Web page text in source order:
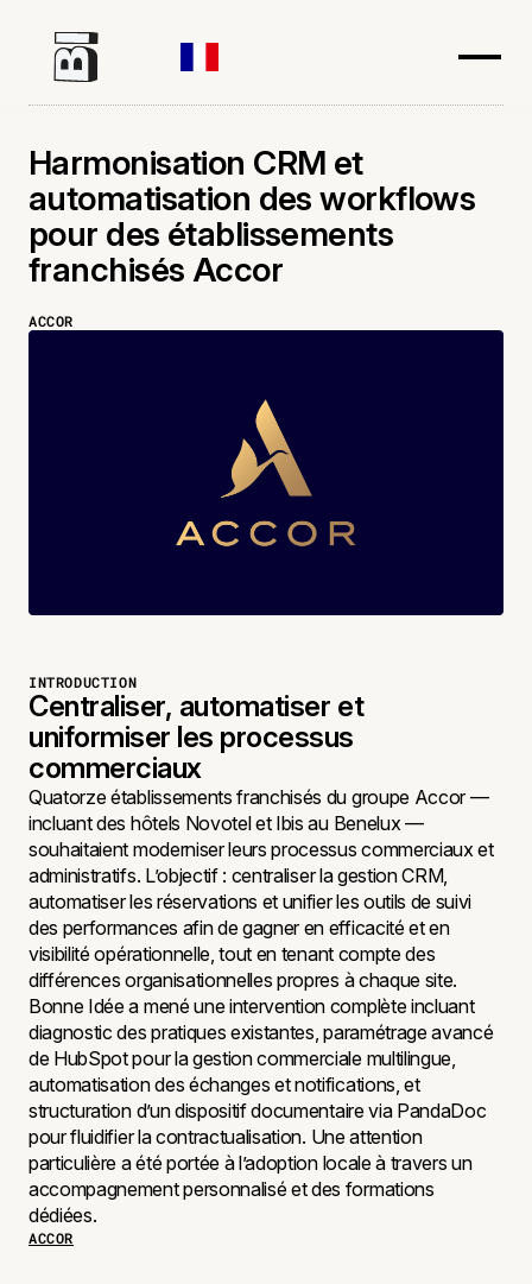
Harmonisation CRM et
automatisation des workflows
pour des établissements
franchisés Accor
ACCOR
INTRODUCTION
Centraliser, automatiser et
uniformiser les processus
commerciaux
Quatorze établissements franchisés du groupe Accor —
incluant des hôtels Novotel et Ibis au Benelux —
souhaitaient moderniser leurs processus commerciaux et
administratifs. L’objectif : centraliser la gestion CRM,
automatiser les réservations et unifier les outils de suivi
des performances afin de gagner en efficacité et en
visibilité opérationnelle, tout en tenant compte des
différences organisationnelles propres à chaque site.
Bonne Idée a mené une intervention complète incluant
diagnostic des pratiques existantes, paramétrage avancé
de HubSpot pour la gestion commerciale multilingue,
automatisation des échanges et notifications, et
structuration d’un dispositif documentaire via PandaDoc
pour fluidifier la contractualisation. Une attention
particulière a été portée à l’adoption locale à travers un
accompagnement personnalisé et des formations
dédiées.
ACCOR